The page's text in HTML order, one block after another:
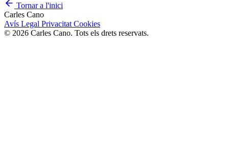
Tornar a l'inici
Carles Cano
Avís Legal Privacitat Cookies
© 2026 Carles Cano. Tots els drets reservats.